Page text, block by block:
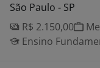
São Paulo - SP
R$ 2.150,00
Ensino